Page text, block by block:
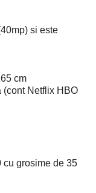
si este
cm
(cont Netflix HBO
cu grosime de 35